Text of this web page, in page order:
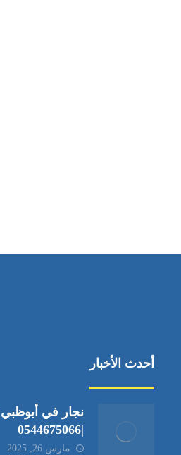
أحدث الأخبار
|0544675066
مارس 26, 2025